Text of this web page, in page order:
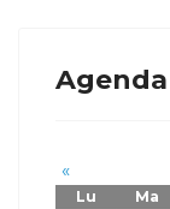
«
Lu Ma